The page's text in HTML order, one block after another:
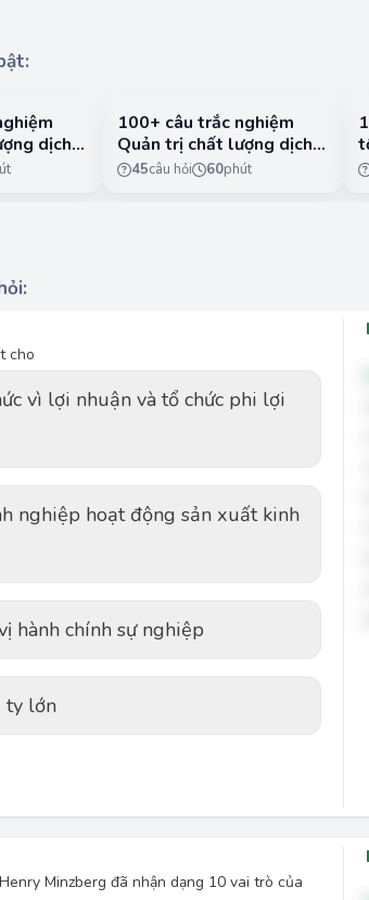
dịch
-
100+ câu trắc nghiệm
Quản trị chất lượng dịch
vụ có lời giải chi tiết -
45câu hỏi 60phút
cho
vì lợi nhuận và tổ chức phi lợi
nghiệp hoạt động sản xuất kinh
hành chính sự nghiệp
ty lớn
Minzberg đã nhận dạng 10 vai trò của